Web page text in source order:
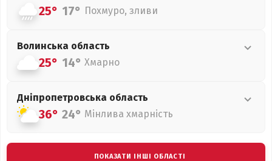
25° 17° Похмуро, зливи
Волинська область
25° 14° Хмарно
Дніпропетровська область
36° 24° Мінлива хмарність
ПОКАЗАТИ ІНШІ ОБЛАСТІ